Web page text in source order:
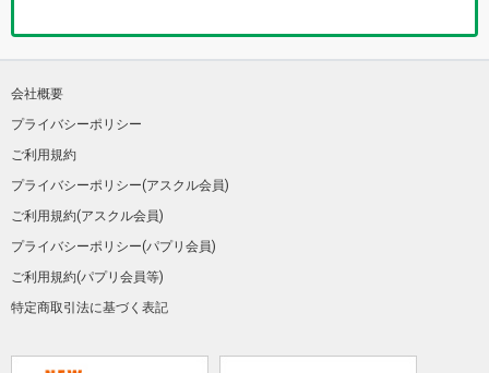
会社概要
プライバシーポリシー
ご利用規約
プライバシーポリシー(アスクル会員)
ご利用規約(アスクル会員)
プライバシーポリシー(パプリ会員)
ご利用規約(パプリ会員等)
特定商取引法に基づく表記